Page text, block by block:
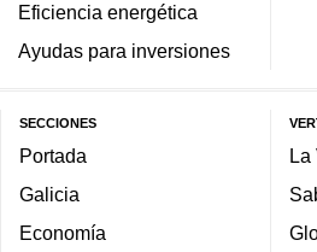
Eficiencia energética
Ayudas para inversiones
SECCIONES
Portada
Galicia
Economía
La